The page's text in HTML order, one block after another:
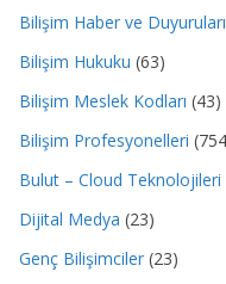
Bilişim Haber ve Duyuruları
Bilişim Hukuku (63)
Bilişim Meslek Kodları (43)
Bilişim Profesyonelleri
Bulut – Cloud Teknolojileri
Dijital Medya (23)
Genç Bilişimciler (23)